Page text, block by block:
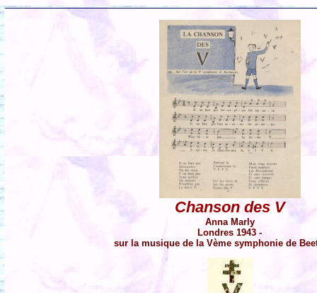
Chanson des V
Anna Marly
Londres 1943 -
sur la musique de la Vème symphonie de